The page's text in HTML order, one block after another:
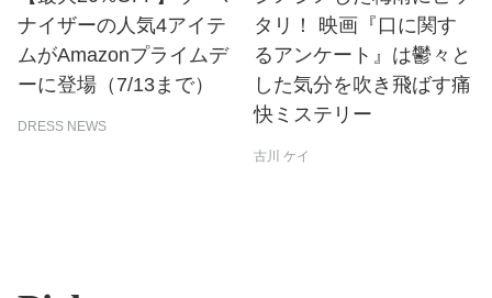
ナイザーの人気4アイテ
ムがAmazonプライムデ
ーに登場（7/13まで）
DRESS NEWS
タリ！ 映画『口に関す
るアンケート』は鬱々と
した気分を吹き飛ばす痛
快ミステリー
古川 ケイ